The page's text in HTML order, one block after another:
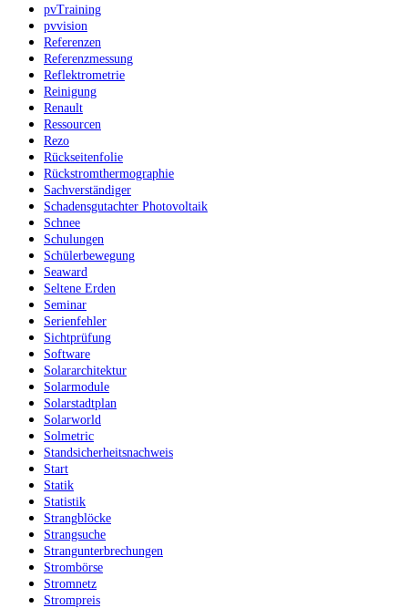
pvTraining
pvvision
Referenzen
Referenzmessung
Reflektrometrie
Reinigung
Renault
Ressourcen
Rezo
Rückseitenfolie
Rückstromthermographie
Sachverständiger
Schadensgutachter Photovoltaik
Schnee
Schulungen
Schülerbewegung
Seaward
Seltene Erden
Seminar
Serienfehler
Sichtprüfung
Software
Solararchitektur
Solarmodule
Solarstadtplan
Solarworld
Solmetric
Standsicherheitsnachweis
Start
Statik
Statistik
Strangblöcke
Strangsuche
Strangunterbrechungen
Strombörse
Stromnetz
Strompreis